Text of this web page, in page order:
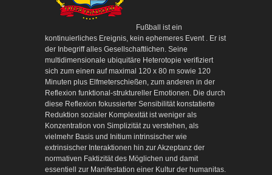
Fußball ist ein
kontinuierliches Ereignis, kein ephemeres Event . Er ist
der Inbegriff alles Gesellschaftlichen. Seine
multidimensionale ubiquitäre Heterotopie verifiziert
sich zum einen auf maximal 120 x 80 m sowie 120
Minuten plus Elfmeterschießen, zum anderen in der
Reflexion funktional-struktureller Emotionen. Die durch
diese Reflexion fokussierter Sensibilität konstatierte
Reduktion sozialer Komplexität ist weniger als
Konzentration von Simplizität zu verstehen, als
vielmehr Basis und Initium intrinsischer wie
extrinsischer Interaktionen hin zur Akzeptanz der
normativen Faktizität des Möglichen und damit
essentiell zur Manifestation einer Kultur der humanitas.